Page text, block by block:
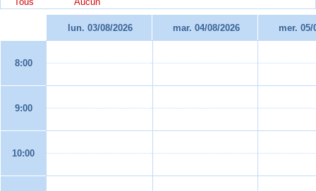
lun. 03/08/2026 mar. 04/08/2026 mer. 05/
8:00
9:00
10:00